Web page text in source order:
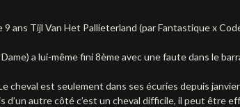
Tijl Van Het Pallieterland (par Fantastique x
a lui-même fini 8ème avec une faute dans le
est seulement dans ses écuries depuis
autre côté c’est un cheval difficile, il peut être